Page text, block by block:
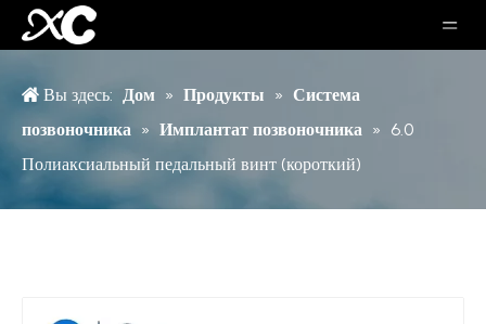
Вы здесь: Дом » Продукты » Система
позвоночника » Имплантат позвоночника » 6.0
Полиаксиальный педальный винт (короткий)